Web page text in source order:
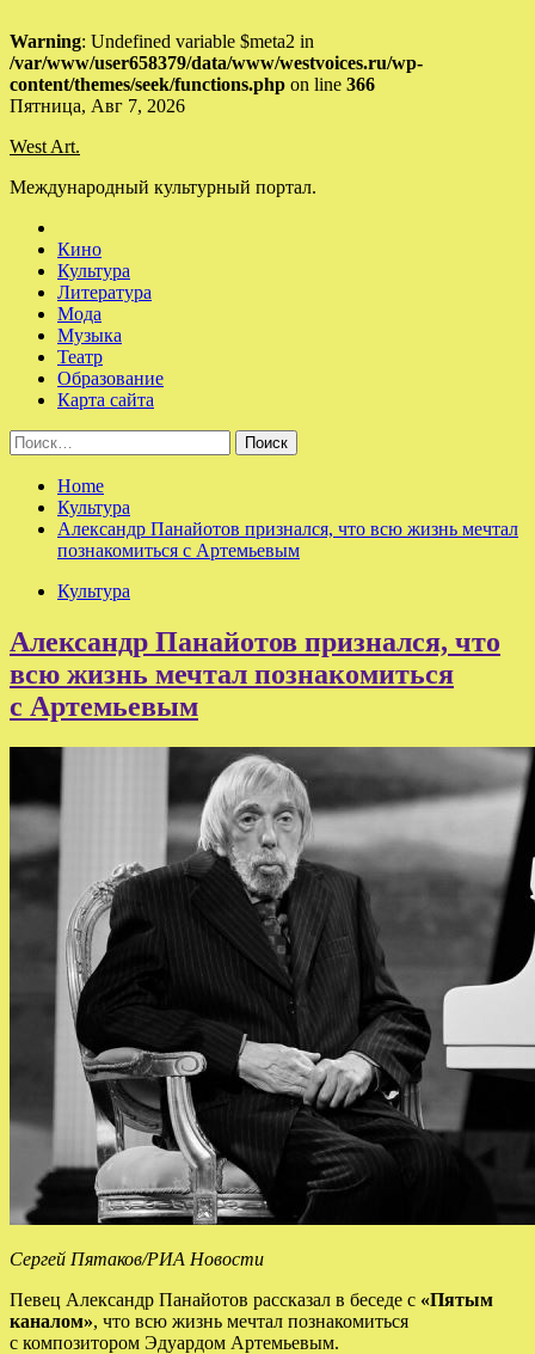
Warning: Undefined variable $meta2 in
/var/www/user658379/data/www/westvoices.ru/wp-
content/themes/seek/functions.php on line 366
Skip
content
Пятница, Авг 7, 2026
West Art.
Международный культурный портал.
Кино
Культура
Литература
Мода
Музыка
Театр
Образование
Карта сайта
Найти:
Home
Культура
Александр Панайотов признался, что всю жизнь мечтал
познакомиться с Артемьевым
Культура
Александр Панайотов признался, что
всю жизнь мечтал познакомиться
с Артемьевым
Сергей Пятаков/РИА Новости
Певец Александр Панайотов рассказал в беседе с «Пятым
каналом», что всю жизнь мечтал познакомиться
с композитором Эдуардом Артемьевым.